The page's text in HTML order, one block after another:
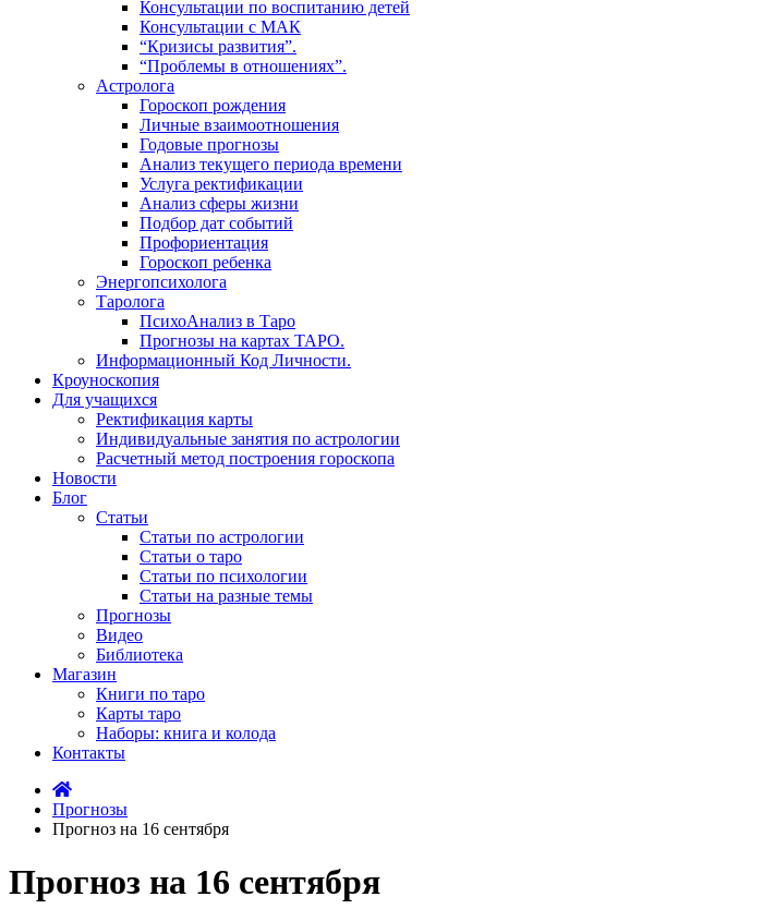
Консультации по воспитанию детей
Консультации с МАК
“Кризисы развития”.
“Проблемы в отношениях”.
Астролога
Гороскоп рождения
Личные взаимоотношения
Годовые прогнозы
Анализ текущего периода времени
Услуга ректификации
Анализ сферы жизни
Подбор дат событий
Профориентация
Гороскоп ребенка
Энергопсихолога
Таролога
ПсихоАнализ в Таро
Прогнозы на картах ТАРО.
Информационный Код Личности.
Кроуноскопия
Для учащихся
Ректификация карты
Индивидуальные занятия по астрологии
Расчетный метод построения гороскопа
Новости
Блог
Статьи
Статьи по астрологии
Статьи о таро
Статьи по психологии
Статьи на разные темы
Прогнозы
Видео
Библиотека
Магазин
Книги по таро
Карты таро
Наборы: книга и колода
Контакты
Прогнозы
Прогноз на 16 сентября
Прогноз на 16 сентября